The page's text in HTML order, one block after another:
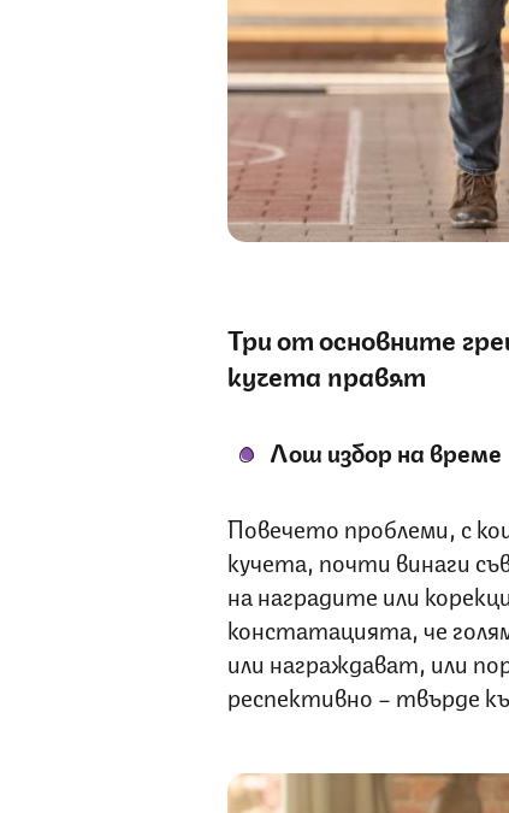
Три от основните
кучета правят
Лош избор на време
Повечето проблеми, с
кучета, почти винаги
на наградите или
констатацията, че
или награждават, или
респективно – твърде